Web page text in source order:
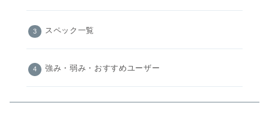
スペック一覧
強み・弱み・おすすめユーザー